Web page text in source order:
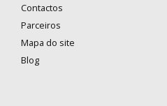
Contactos
Parceiros
Mapa do site
Blog